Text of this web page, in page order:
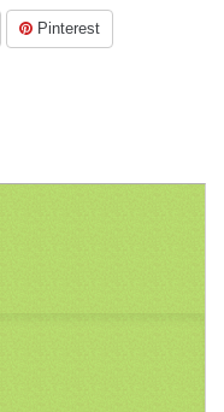
Pinterest